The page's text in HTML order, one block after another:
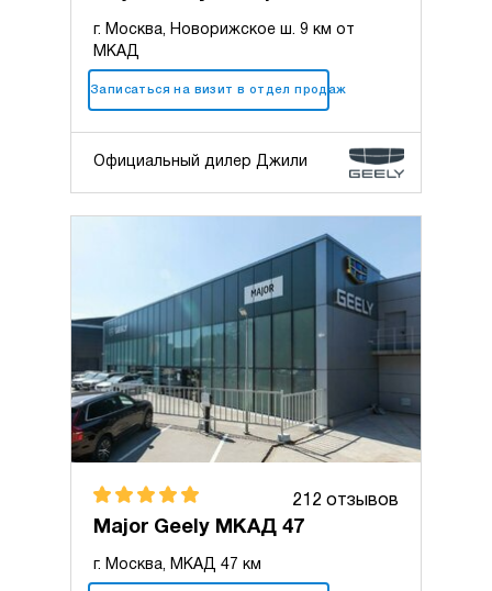
г. Москва, Новорижское ш. 9 км от
МКАД
+7 (495) 025-10-10
Записаться на визит в отдел продаж
Официальный дилер Джили
212 отзывов
Major Geely МКАД 47
г. Москва, МКАД 47 км